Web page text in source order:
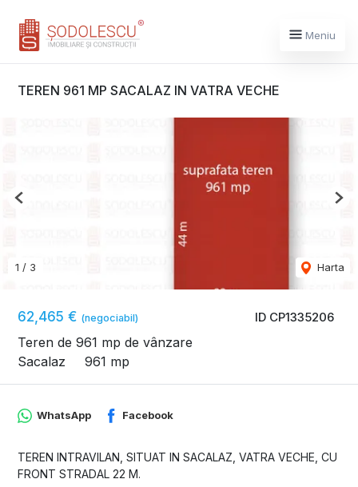
Meniu
TEREN 961 MP SACALAZ IN VATRA VECHE
ID CP1335206
62,465 € (negociabil)
Teren de 961 mp de vânzare
Sacalaz
961 mp
1 / 3 Harta
Previous
WhatsApp Facebook
TEREN INTRAVILAN, SITUAT IN SACALAZ, VATRA VECHE, CU
FRONT STRADAL 22 M.